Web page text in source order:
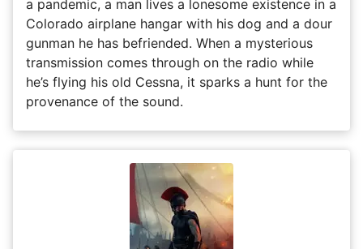
a pandemic, a man lives a lonesome existence in a
Colorado airplane hangar with his dog and a dour
gunman he has befriended. When a mysterious
transmission comes through on the radio while
he’s flying his old Cessna, it sparks a hunt for the
provenance of the sound.